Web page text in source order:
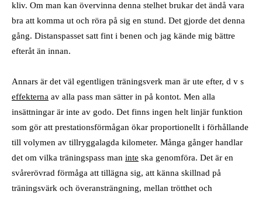
kliv. Om man kan övervinna denna stelhet brukar det ändå vara
bra att komma ut och röra på sig en stund. Det gjorde det denna
gång. Distanspasset satt fint i benen och jag kände mig bättre
efteråt än innan.
Annars är det väl egentligen träningsverk man är ute efter, d v s
effekterna av alla pass man sätter in på kontot. Men alla
insättningar är inte av godo. Det finns ingen helt linjär funktion
som gör att prestationsförmågan ökar proportionellt i förhållande
till volymen av tillryggalagda kilometer. Många gånger handlar
det om vilka träningspass man inte ska genomföra. Det är en
svårerövrad förmåga att tillägna sig, att känna skillnad på
träningsvärk och överansträngning, mellan trötthet och